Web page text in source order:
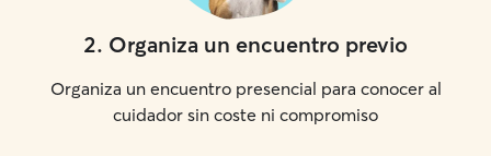
2. Organiza un encuentro previo
Organiza un encuentro presencial para conocer al
cuidador sin coste ni compromiso